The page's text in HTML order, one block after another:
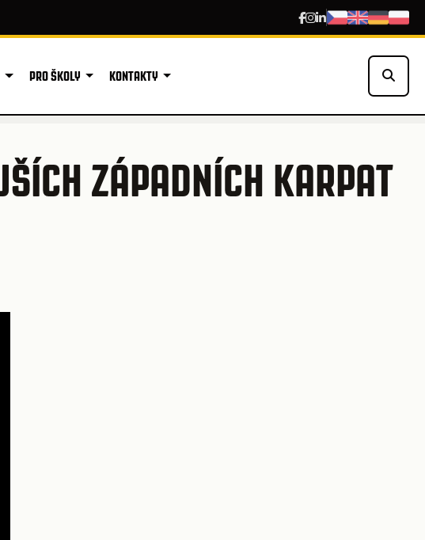
PRO ŠKOLY KONTAKTY
ZÁPADNÍCH KARPAT